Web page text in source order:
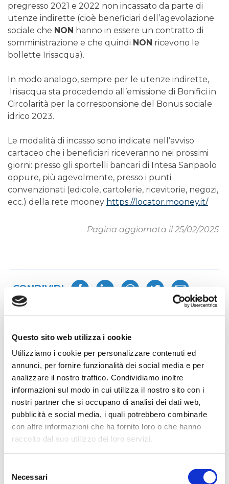
Questo sito web utilizza i cookie
Utilizziamo i cookie per personalizzare contenuti ed
annunci, per fornire funzionalità dei social media e per
analizzare il nostro traffico. Condividiamo inoltre
informazioni sul modo in cui utilizza il nostro sito con i
nostri partner che si occupano di analisi dei dati web,
pubblicità e social media, i quali potrebbero combinarle
con altre informazioni che ha fornito loro o che hanno
raccolto dal suo utilizzo dei loro servizi.
delNecessari
pregresso 2021 e 2022 non incassato da parte di
utenze indirette (cioè beneficiari dell’agevolazione
sociale che NON hanno in essere un contratto di
somministrazione e che quindi NON ricevono le
bollette Irisacqua).
In modo analogo, sempre per le utenze indirette,
Irisacqua sta procedendo all’emissione di Bonifici in
Circolarità per la corresponsione del Bonus sociale
idrico 2023.
Le modalità di incasso sono indicate nell’avviso
cartaceo che i beneficiari riceveranno nei prossimi
giorni: presso gli sportelli bancari di Intesa Sanpaolo
oppure, più agevolmente, presso i punti
convenzionati (edicole, cartolerie, ricevitorie, negozi,
ecc.) della rete mooney https://locator.mooney.it/
Pagina aggiornata il 25/02/2025
CONDIVIDI
Notizie correlate